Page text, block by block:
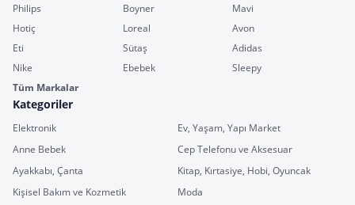
Philips
Boyner
Mavi
Hotiç
Loreal
Avon
Eti
Sütaş
Adidas
Nike
Ebebek
Sleepy
Tüm Markalar
Kategoriler
Elektronik
Ev, Yaşam, Yapı Market
Anne Bebek
Cep Telefonu ve Aksesuar
Ayakkabı, Çanta
Kitap, Kırtasiye, Hobi, Oyuncak
Kişisel Bakım ve Kozmetik
Moda